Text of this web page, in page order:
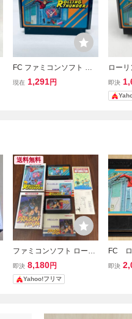
FC ファミコンソフト ロ
ーリングサンダー ソフト
現在 1,291円
ローリ
LING
コン
C ナム
即決
送料無料
ファミコンソフト ローリ
ングサンダー ドラゴンニ
ンジャ 2本セット 箱説明
書付
即決 8,180円
Yahoo!フリマ
FC ロ
ー フ
即決